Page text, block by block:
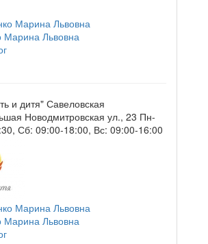
Марина Львовна
и дитя" Савеловская
Новодмитровская ул., 23 Пн-
Сб: 09:00-18:00, Вс: 09:00-16:00
Марина Львовна